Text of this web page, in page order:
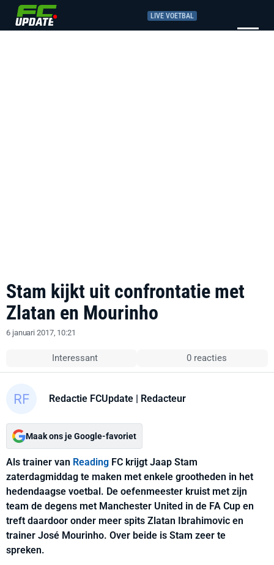
LIVE VOETBAL
Stam kijkt uit confrontatie met
Zlatan en Mourinho
6 januari 2017, 10:21
Interessant 0 reacties
Redactie FCUpdate | Redacteur
Maak ons je Google-favoriet
Als trainer van Reading FC krijgt Jaap Stam
zaterdagmiddag te maken met enkele grootheden in het
hedendaagse voetbal. De oefenmeester kruist met zijn
team de degens met Manchester United in de FA Cup en
treft daardoor onder meer spits Zlatan Ibrahimovic en
trainer José Mourinho. Over beide is Stam zeer te
spreken.